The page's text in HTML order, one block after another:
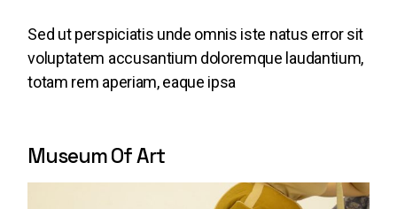
Sed ut perspiciatis unde omnis iste natus error sit
voluptatem accusantium doloremque laudantium,
totam rem aperiam, eaque ipsa
Museum Of Art